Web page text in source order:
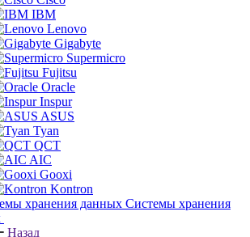
IBM
Lenovo
Gigabyte
Supermicro
Fujitsu
Oracle
Inspur
ASUS
Tyan
QCT
AIC
Gooxi
Kontron
Системы хранения
Назад